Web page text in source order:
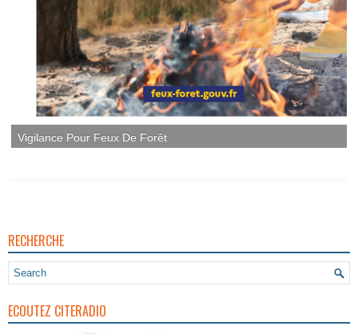
RECHERCHE
ECOUTEZ CITERADIO